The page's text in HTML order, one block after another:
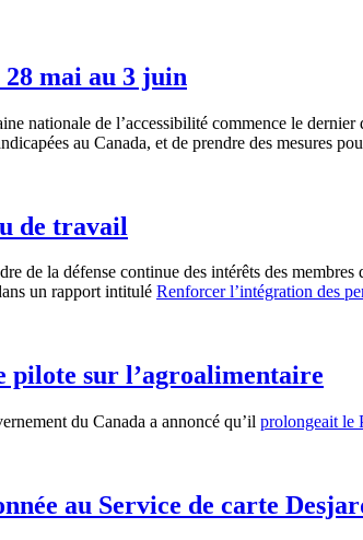
28 mai au 3 juin
de l’accessibilité commence le dernier
au Canada, et de prendre des mesures
de travail
de la défense continue des intérêts des
un rapport intitulé Renforcer l’intégration des
pilote sur l’agroalimentaire
du Canada a annoncé qu’il prolongeait le
au Service de carte